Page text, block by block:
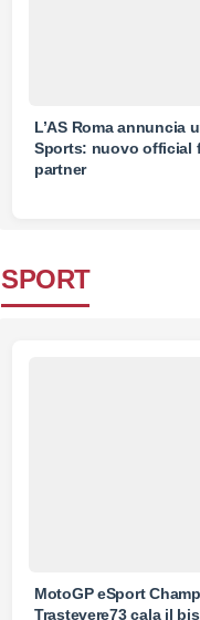
L’AS Roma annuncia
Sports: nuovo official
partner
SPORT
MotoGP eSport
Trastevere73 cala il